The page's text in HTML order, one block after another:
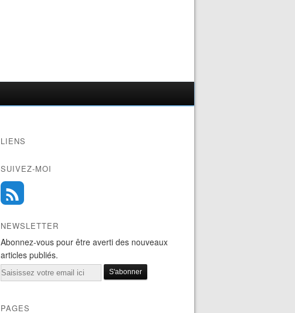
LIENS
SUIVEZ-MOI
NEWSLETTER
Abonnez-vous pour être averti des nouveaux
articles publiés.
Email
PAGES